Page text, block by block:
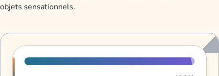
objets sensationnels.
Progression de lecture